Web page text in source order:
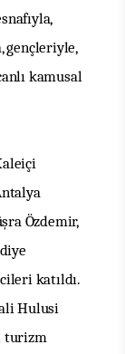
gençleriyle,
kamusal
Özdemir,
katıldı.
Hulusi
turizm